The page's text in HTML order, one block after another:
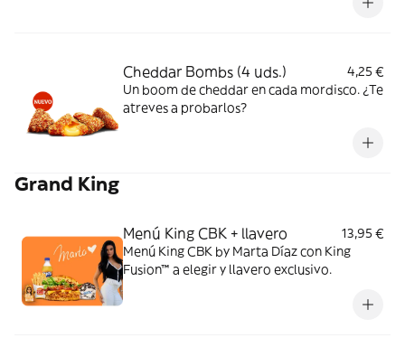
Cheddar Bombs (4 uds.)
4,25 €
Un boom de cheddar en cada mordisco. ¿Te
atreves a probarlos?
Grand King
Menú King CBK + llavero
13,95 €
Menú King CBK by Marta Díaz con King
Fusion™ a elegir y llavero exclusivo.